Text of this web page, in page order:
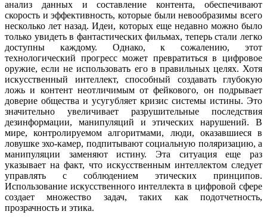
анализ данных и составление контента, обеспечивают
скорость и эффективность, которые были невообразимы всего
несколько лет назад. Идеи, которых еще недавно можно было
только увидеть в фантастических фильмах, теперь стали легко
доступны каждому. Однако, к сожалению, этот
технологический прогресс может превратиться в цифровое
оружие, если не использовать его в правильных целях. Хотя
искусственный интеллект, способный создавать глубокую
ложь и контент неотличимым от фейкового, он подрывает
доверие общества и усугубляет кризис системы истины. Это
значительно увеличивает разрушительные последствия
дезинформации, манипуляций и этических нарушений. В
мире, контролируемом алгоритмами, люди, оказавшиеся в
ловушке эхо-камер, подпитывают социальную поляризацию, а
манипуляции заменяют истину. Эта ситуация еще раз
указывает на факт, что искусственным интеллектом следует
управлять с соблюдением этических принципов.
Использование искусственного интеллекта в цифровой сфере
создает множество задач, таких как подотчетность,
прозрачность и этика.